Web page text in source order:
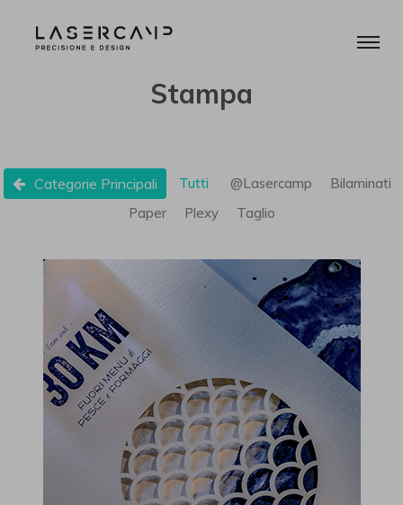
Stampa
Categorie Principali Tutti @Lasercamp
Bilaminati
Paper
Plexy Taglio
Menu in carta cotone sagomato
@Lasercamp Paper Stampa Taglio